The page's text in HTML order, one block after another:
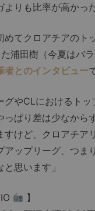
りも比率が高かった
てクロアチアのト
浦田樹（今夏はバ
者とのインタビュー
やCLにおけるトッ
ぱり差は少なから
すけど、クロアチア
アップリーグ、つま
思います」
】